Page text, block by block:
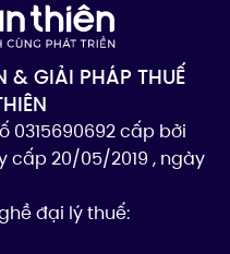
& GIẢI PHÁP THUẾ
0315690692 cấp bởi
cấp 20/05/2019 , ngày
đại lý thuế: